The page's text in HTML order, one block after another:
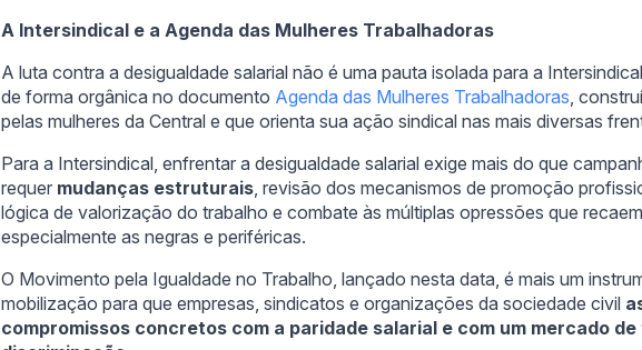
A Intersindical e a Agenda das Mulheres Trabalhadoras
A luta contra a desigualdade salarial não é uma pauta isolada para a
de forma orgânica no documento Agenda das Mulheres Trabalhadoras ,
pelas mulheres da Central e que orienta sua ação sindical nas mais diversas
Para a Intersindical, enfrentar a desigualdade salarial exige mais do que
requer mudanças estruturais , revisão dos mecanismos de promoção
lógica de valorização do trabalho e combate às múltiplas opressões que
especialmente as negras e periféricas.
O Movimento pela Igualdade no Trabalho, lançado nesta data, é mais um
mobilização para que empresas, sindicatos e organizações da sociedade civil
compromissos concretos com a paridade salarial e com um mercado